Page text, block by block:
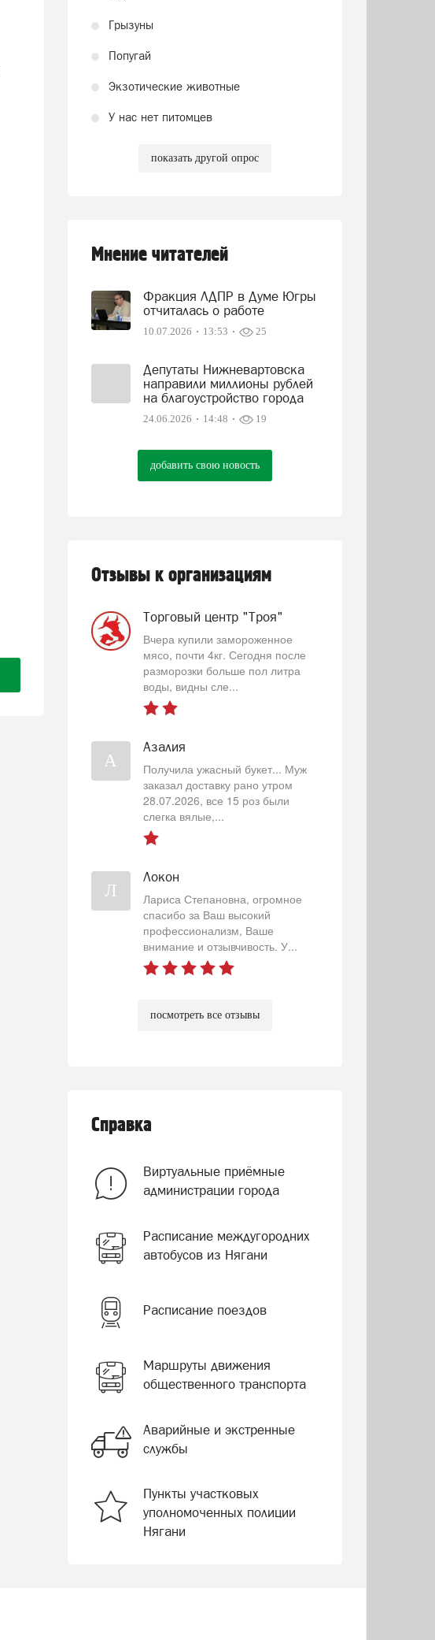
Грызуны
Попугай
Экзотические животные
У нас нет питомцев
показать другой опрос
Мнение читателей
Фракция ЛДПР в Думе Югры
отчиталась о работе
10.07.2026 13:53 25
Депутаты Нижневартовска
направили миллионы рублей
на благоустройство города
24.06.2026 14:48 19
добавить свою новость
Отзывы к организациям
Торговый центр "Троя"
Вчера купили замороженное
мясо, почти 4кг. Сегодня после
разморозки больше пол литра
воды, видны сле...
А
Азалия
Получила ужасный букет... Муж
заказал доставку рано утром
28.07.2026, все 15 роз были
слегка вялые,...
Л
Локон
Лариса Степановна, огромное
спасибо за Ваш высокий
профессионализм, Ваше
внимание и отзывчивость. У...
посмотреть все отзывы
Справка
Виртуальные приёмные
администрации города
Расписание междугородних
автобусов из Нягани
Расписание поездов
Маршруты движения
общественного транспорта
Аварийные и экстренные
службы
Пункты участковых
уполномоченных полиции
Нягани